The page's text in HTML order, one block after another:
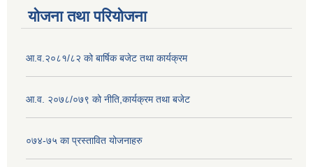
योजना तथा परियोजना
आ.व.२०८१/८२ को बार्षिक बजेट तथा कार्यक्रम
आ.व. २०७८/०७९ को नीति,कार्यक्रम तथा बजेट
०७४-७५ का प्रस्तावित योजनाहरु